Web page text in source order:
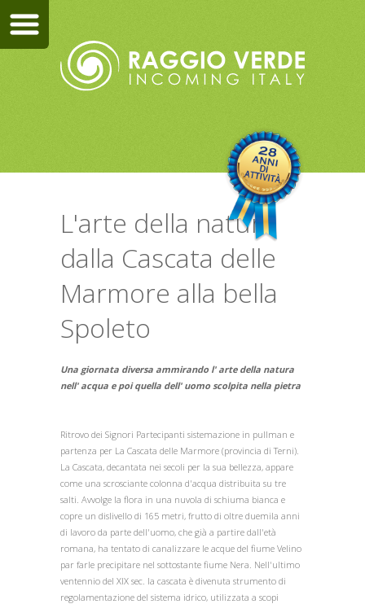
L'arte della natura
dalla Cascata delle
Marmore alla bella
Spoleto
Una giornata diversa ammirando l' arte della natura
nell' acqua e poi quella dell' uomo scolpita nella pietra
Ritrovo dei Signori Partecipanti sistemazione in pullman e
partenza per La Cascata delle Marmore (provincia di Terni).
La Cascata, decantata nei secoli per la sua bellezza, appare
come una scrosciante colonna d'acqua distribuita su tre
salti. Avvolge la flora in una nuvola di schiuma bianca e
copre un dislivello di 165 metri, frutto di oltre duemila anni
di lavoro da parte dell'uomo, che già a partire dall'età
romana, ha tentato di canalizzare le acque del fiume Velino
par farle precipitare nel sottostante fiume Nera. Nell'ultimo
ventennio del XIX sec. la cascata è divenuta strumento di
regolamentazione del sistema idrico, utilizzata a scopi